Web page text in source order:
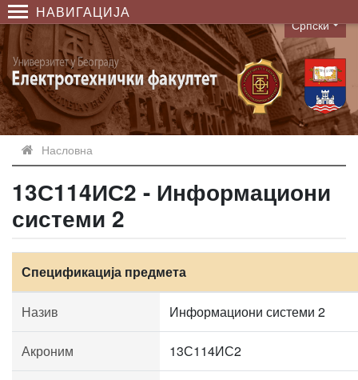
НАВИГАЦИЈА
Language
Српски
Насловна
13С114ИС2 - Информациони
системи 2
Спецификација предмета
Назив Информациони системи 2
Акроним 13С114ИС2